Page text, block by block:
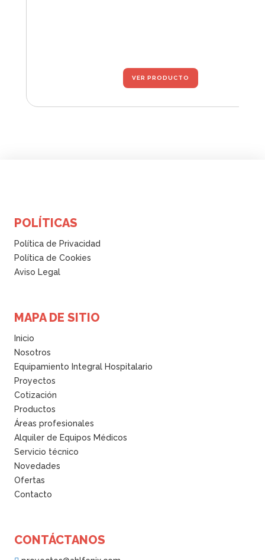
VER PRODUCTO
POLÍTICAS
Política de Privacidad
Política de Cookies
Aviso Legal
MAPA DE SITIO
Inicio
Nosotros
Equipamiento Integral Hospitalario
Proyectos
Cotización
Productos
Áreas profesionales
Alquiler de Equipos Médicos
Servicio técnico
Novedades
Ofertas
Contacto
CONTÁCTANOS